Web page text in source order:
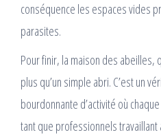
conséquence les espaces vides
parasites.
Pour finir, la maison des abeilles,
plus qu’un simple abri. C’est un
bourdonnante d’activité où
tant que professionnels travaillant